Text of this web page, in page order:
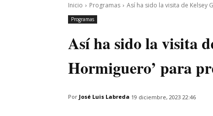
Inicio Programas Así ha sido la visita de Kelsey
Programas
Así ha sido la visita
Hormiguero’ para
Por José Luis Labreda 19 diciembre, 2023 22:46